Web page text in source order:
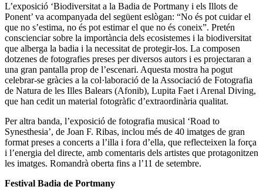
L’exposició ‘Biodiversitat a la Badia de Portmany i els Illots de
Ponent’ va acompanyada del següent eslògan: “No és pot cuidar el
que no s’estima, no és pot estimar el que no és coneix”. Pretén
conscienciar sobre la importància dels ecosistemes i la biodiversitat
que alberga la badia i la necessitat de protegir-los. La composen
dotzenes de fotografies preses per diversos autors i es projectaran a
una gran pantalla prop de l’escenari. Aquesta mostra ha pogut
celebrar-se gràcies a la col·laboració de la Associació de Fotografia
de Natura de les Illes Balears (Afonib), Lupita Faet i Arenal Diving,
que han cedit un material fotogràfic d’extraordinària qualitat.
Per altra banda, l’exposició de fotografia musical ‘Road to
Synesthesia’, de Joan F. Ribas, inclou més de 40 imatges de gran
format preses a concerts a l’illa i fora d’ella, que reflecteixen la força
i l’energia del directe, amb comentaris dels artistes que protagonitzen
les imatges. Romandrà oberta fins a l’11 de setembre.
Festival Badia de Portmany